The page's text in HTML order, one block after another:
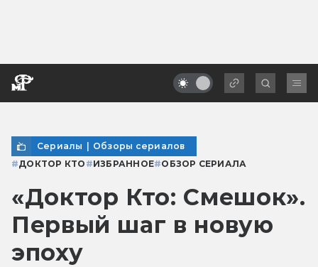
Сериалы | Обзоры сериалов
#ДОКТОР КТО #ИЗБРАННОЕ#ОБЗОР СЕРИАЛА
«Доктор Кто: Смешок».
Первый шаг в новую
эпоху